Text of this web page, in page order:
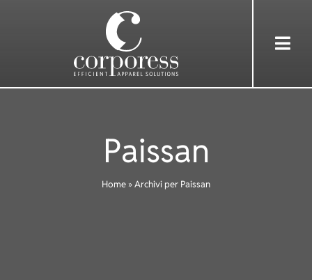
ÜBER UNS
Paissan
Home »Archivi per Paissan